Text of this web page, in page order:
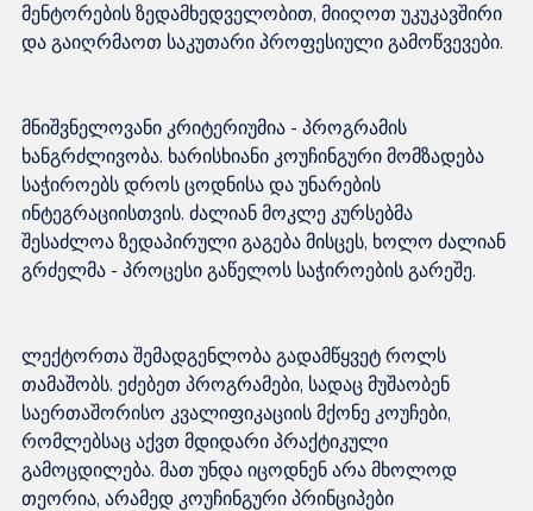
მენტორების ზედამხედველობით, მიიღოთ უკუკავშირი
მნიშვნელოვანი კრიტერიუმია - პროგრამის
ხანგრძლივობა. ხარისხიანი კოუჩინგური მომზადება
საჭიროებს დროს ცოდნისა და უნარების
ინტეგრაციისთვის. ძალიან მოკლე კურსებმა
შესაძლოა ზედაპირული გაგება მისცეს, ხოლო ძალიან
ლექტორთა შემადგენლობა გადამწყვეტ როლს
თამაშობს. ეძებეთ პროგრამები, სადაც მუშაობენ
საერთაშორისო კვალიფიკაციის მქონე კოუჩები,
რომლებსაც აქვთ მდიდარი პრაქტიკული
გამოცდილება. მათ უნდა იცოდნენ არა მხოლოდ
თეორია, არამედ კოუჩინგური პრინციპები